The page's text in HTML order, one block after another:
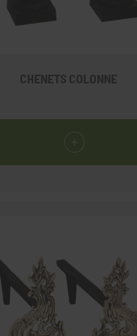
CHENETS COLONNE